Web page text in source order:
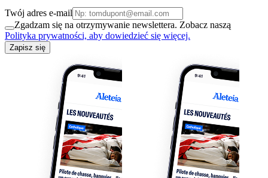
Twój adres e-mail
Zgadzam się na otrzymywanie newslettera. Zobacz naszą
Polityka prywatności, aby dowiedzieć się więcej.
Zapisz się